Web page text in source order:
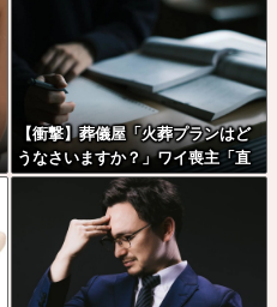
【衝撃】葬儀屋「火葬プランはど
うなさいますか？」ワイ喪主「直
葬で(即答)」→結果ァw w w w w w